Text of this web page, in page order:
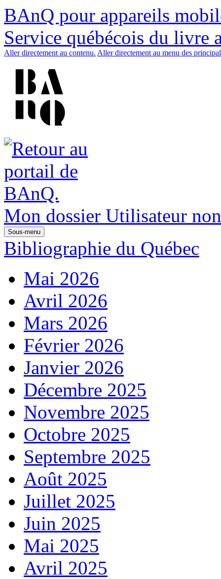
BAnQ pour appareils
Service québécois du livre
Aller directement au contenu. Aller directement au menu des
Mon dossier Utilisateur
Sous-menu
Bibliographie du Québec
Mai 2026
Avril 2026
Mars 2026
Février 2026
Janvier 2026
Décembre 2025
Novembre 2025
Octobre 2025
Septembre 2025
Août 2025
Juillet 2025
Juin 2025
Mai 2025
Avril 2025